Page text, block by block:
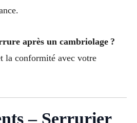
après un cambriolage ?
la conformité avec votre
– Serrurier